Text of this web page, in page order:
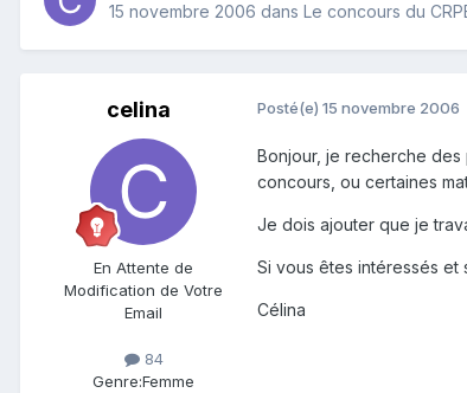
15 novembre 2006 dans Le concours du
celina
En Attente de
Modification de Votre
Email
84
Genre:Femme
Posté(e) 15 novembre 2006
Bonjour, je recherche des
concours, ou certaines
Je dois ajouter que je
Si vous êtes intéressés et
Célina